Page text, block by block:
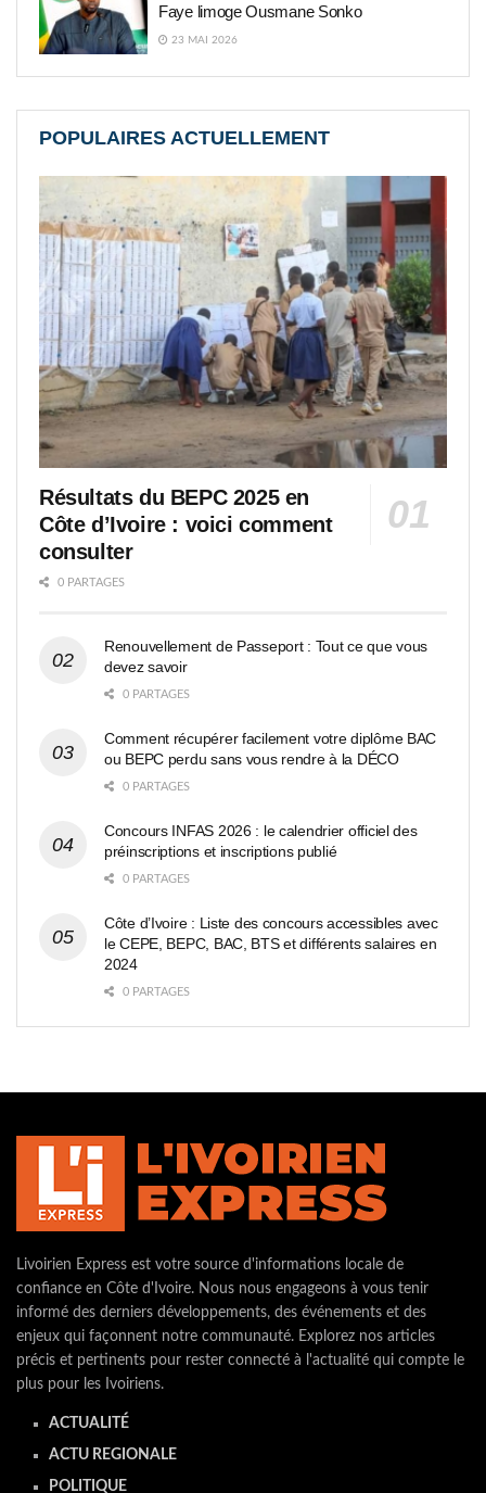
Faye limoge Ousmane Sonko
23 MAI 2026
POPULAIRES ACTUELLEMENT
Résultats du BEPC 2025 en
Côte d’Ivoire : voici comment
consulter
0 PARTAGES
Renouvellement de Passeport : Tout ce que vous
devez savoir
0 PARTAGES
Comment récupérer facilement votre diplôme BAC
ou BEPC perdu sans vous rendre à la DÉCO
0 PARTAGES
Concours INFAS 2026 : le calendrier officiel des
préinscriptions et inscriptions publié
0 PARTAGES
Côte d’Ivoire : Liste des concours accessibles avec
le CEPE, BEPC, BAC, BTS et différents salaires en
2024
0 PARTAGES
Livoirien Express est votre source d'informations locale de
confiance en Côte d'Ivoire. Nous nous engageons à vous tenir
informé des derniers développements, des événements et des
enjeux qui façonnent notre communauté. Explorez nos articles
précis et pertinents pour rester connecté à l'actualité qui compte le
plus pour les Ivoiriens.
ACTUALITÉ
ACTU REGIONALE
POLITIQUE